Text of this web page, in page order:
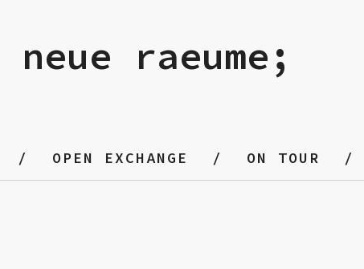
neue raeume;
OPEN EXCHANGE ON TOUR